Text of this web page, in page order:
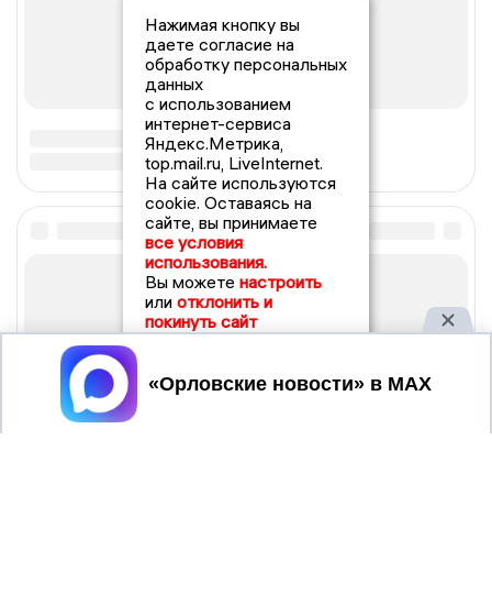
Нажимая кнопку вы
даете согласие на
обработку персональных
данных
с использованием
интернет-сервиса
Яндекс.Метрика,
top.mail.ru, LiveInternet.
На сайте используются
cookie. Оставаясь на
сайте, вы принимаете
все условия
использования.
Вы можете настроить
или отклонить и
покинуть сайт
Принять